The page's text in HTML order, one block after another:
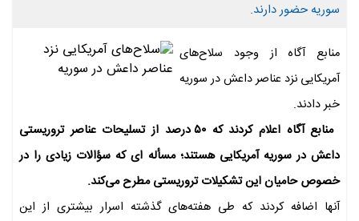
سوریه حضور دارند.
منابع آگاه از وجود سلاح‌های
آمریکایی نزد عناصر داعش در سوریه
خبر دادند.
منابع آگاه اعلام کردند که ۵۰ درصد از تسلیحات عناصر تروریستی
داعش در سوریه آمریکایی هستند؛ مسأله ای که سؤالات زیادی را در
خصوص حامیان این تشکیلات تروریستی مطرح می‌کند.
آنها اضافه کردند که طی هفته‌های گذشته اسرار بیشتری از این